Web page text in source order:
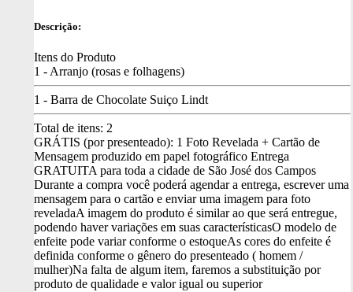
Descrição:
Itens do Produto
1 - Arranjo (rosas e folhagens)
1 - Barra de Chocolate Suiço Lindt
Total de itens: 2
GRÁTIS (por presenteado): 1 Foto Revelada + Cartão de
Mensagem produzido em papel fotográfico Entrega
GRATUITA para toda a cidade de São José dos Campos
Durante a compra você poderá agendar a entrega, escrever uma
mensagem para o cartão e enviar uma imagem para foto
reveladaA imagem do produto é similar ao que será entregue,
podendo haver variações em suas característicasO modelo de
enfeite pode variar conforme o estoqueAs cores do enfeite é
definida conforme o gênero do presenteado ( homem /
mulher)Na falta de algum item, faremos a substituição por
produto de qualidade e valor igual ou superior